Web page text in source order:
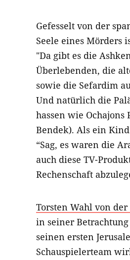
Gefesselt von der
Seele eines Mörders
"Da gibt es die
Überlebenden, die
sowie die Sefardim
Und natürlich die
hassen wie
Bendek). Als ein
“Sag, es waren die
auch diese TV-
Rechenschaft
Torsten Wahl von
in seiner Betrachtung
seinen ersten
Schauspielerteam